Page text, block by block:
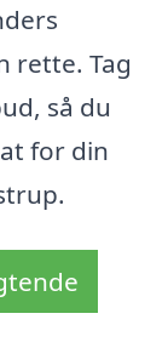
rette. Tag
så du
for din